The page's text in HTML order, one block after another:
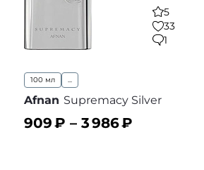
5
33
1
100 мл ...
Afnan Supremacy Silver
909₽ – 3 986₽